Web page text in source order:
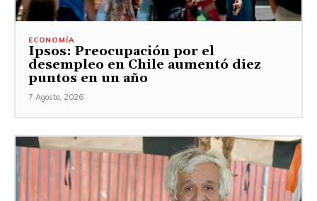
ECONOMÍA
Ipsos: Preocupación por el
desempleo en Chile aumentó diez
puntos en un año
7 Agosto, 2026